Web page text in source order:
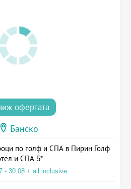
офертата
Банско
по голф и СПА в Пирин Голф
и СПА 5*
- 30.08 + all inclusive